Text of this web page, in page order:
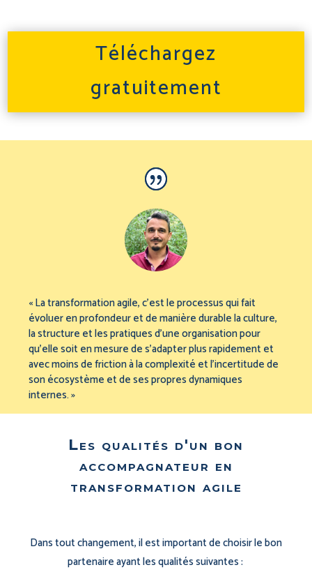
Téléchargez
gratuitement
« La transformation agile, c’est le processus qui fait
évoluer en profondeur et de manière durable la culture,
la structure et les pratiques d’une organisation pour
qu’elle soit en mesure de s’adapter plus rapidement et
avec moins de friction à la complexité et l’incertitude de
son écosystème et de ses propres dynamiques
internes. »
Les qualités d'un bon
accompagnateur en
transformation agile
Dans tout changement, il est important de choisir le bon
partenaire ayant les qualités suivantes :